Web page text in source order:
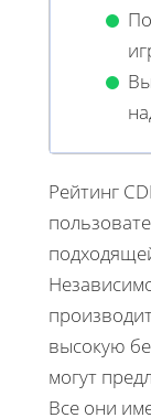
Рейтинг
высокую
могут
Все они